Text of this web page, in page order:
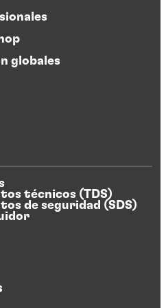
globales
técnicos (TDS)
de seguridad (SDS)